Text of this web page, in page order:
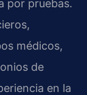
por pruebas.
médicos,
de
en la